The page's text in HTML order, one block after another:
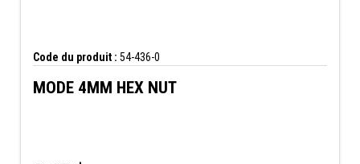
Code du produit : 54-436-0
MODE 4MM HEX NUT